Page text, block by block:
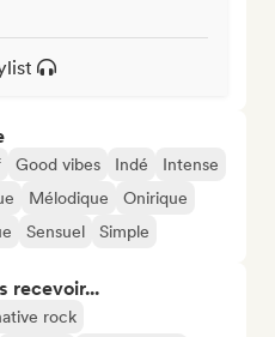
Good vibes Indé
Intense
Mélodique
Onirique
Sensuel Simple
recevoir...
rock